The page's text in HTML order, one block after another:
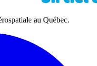
au Québec.